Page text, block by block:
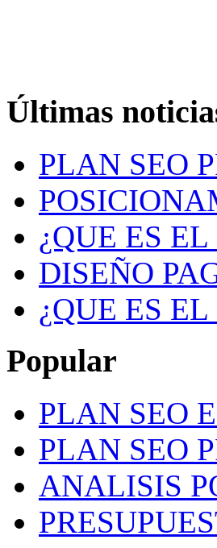
Últimas
PLAN SEO
¿QUE ES
DISEÑO
¿QUE ES
Popular
PLAN SEO
PLAN SEO
ANALISIS